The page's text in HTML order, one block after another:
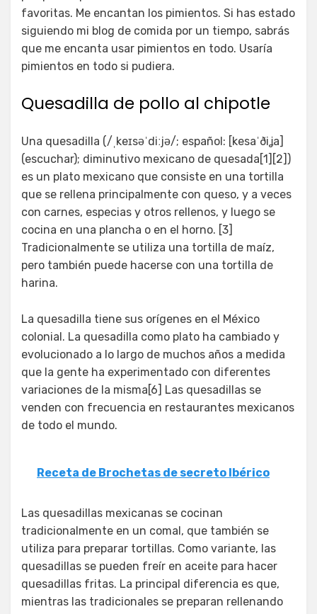
favoritas. Me encantan los pimientos. Si has estado
siguiendo mi blog de comida por un tiempo, sabrás
que me encanta usar pimientos en todo. Usaría
pimientos en todo si pudiera.
Quesadilla de pollo al chipotle
Una quesadilla (/ˌkeɪsəˈdiːjə/; español: [kesaˈðiʝa]
(escuchar); diminutivo mexicano de quesada[1][2])
es un plato mexicano que consiste en una tortilla
que se rellena principalmente con queso, y a veces
con carnes, especias y otros rellenos, y luego se
cocina en una plancha o en el horno. [3]
Tradicionalmente se utiliza una tortilla de maíz,
pero también puede hacerse con una tortilla de
harina.
La quesadilla tiene sus orígenes en el México
colonial. La quesadilla como plato ha cambiado y
evolucionado a lo largo de muchos años a medida
que la gente ha experimentado con diferentes
variaciones de la misma[6] Las quesadillas se
venden con frecuencia en restaurantes mexicanos
de todo el mundo.
Receta de Brochetas de secreto Ibérico
Las quesadillas mexicanas se cocinan
tradicionalmente en un comal, que también se
utiliza para preparar tortillas. Como variante, las
quesadillas se pueden freír en aceite para hacer
quesadillas fritas. La principal diferencia es que,
mientras las tradicionales se preparan rellenando